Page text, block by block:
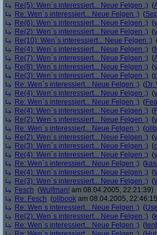
Re(5): Wen´s interessiert... Neue Felgen ;) (
Re: Wen´s interessiert... Neue Felgen ;) (
Re(6): Wen´s interessiert... Neue Felgen ;) (
Re(2): Wen´s interessiert... Neue Felgen ;) (
Re(10): Wen´s interessiert... Neue Felgen ;)
Re(4): Wen´s interessiert... Neue Felgen ;) (
Re(7): Wen´s interessiert... Neue Felgen ;) (
Re(8): Wen´s interessiert... Neue Felgen ;) (
Re(3): Wen´s interessiert... Neue Felgen ;) (
Re: Wen´s interessiert... Neue Felgen ;) (Dr.
Re(4): Wen´s interessiert... Neue Felgen ;) (
Re: Wen´s interessiert... Neue Felgen ;) (
Re(4): Wen´s interessiert... Neue Felgen ;) (
Re(2): Wen´s interessiert... Neue Felgen ;) (
Re: Wen´s interessiert... Neue Felgen ;) (
Re(2): Wen´s interessiert... Neue Felgen ;) (
Re(3): Wen´s interessiert... Neue Felgen ;) (
Re(4): Wen´s interessiert... Neue Felgen ;) (
Re: Wen´s interessiert... Neue Felgen ;) (
Re(4): Wen´s interessiert... Neue Felgen ;) (
Re(3): Wen´s interessiert... Neue Felgen ;) (
Fesch (Wulfman! am 08.04.2005, 22:21:39)
Re: Fesch (olibook am 08.04.2005,
Re: Wen´s interessiert... Neue Felgen ;) (
Re(2): Wen´s interessiert... Neue Felgen ;) (
Re: Wen´s interessiert... Neue Felgen ;) (